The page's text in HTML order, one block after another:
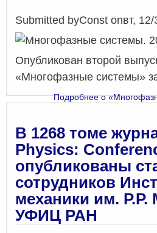
Submitted byConst onвт,
Опубликован второй
«Многофазные системы»
Подробнеео
В 1268 томе
Physics:
опубликованы
сотрудников
механики им.
УФИЦ РАН